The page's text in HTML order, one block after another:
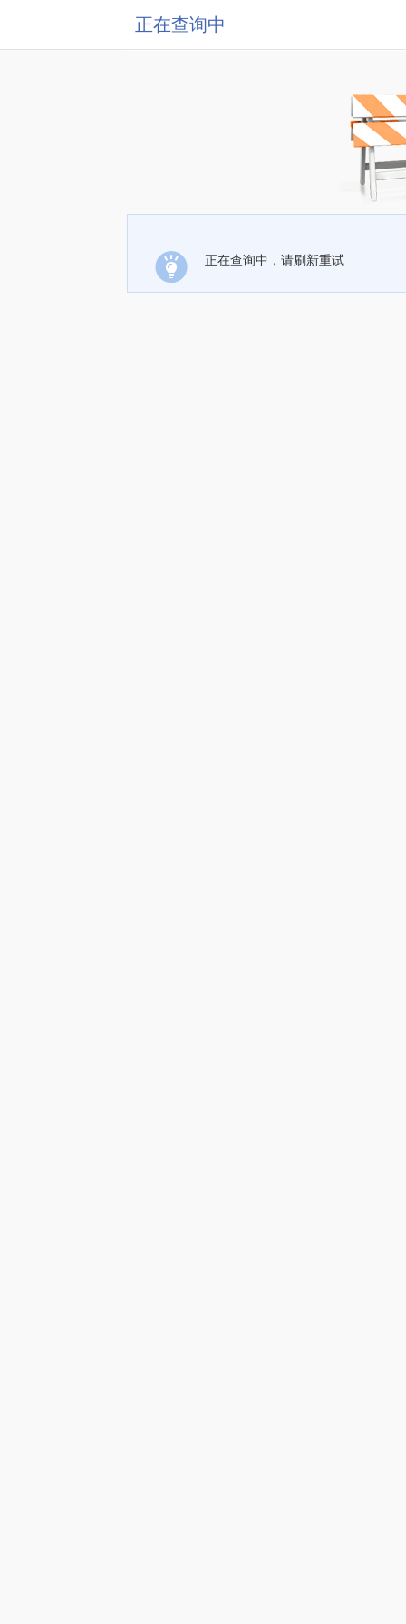
正在查询中
正在查询中，请刷新重试